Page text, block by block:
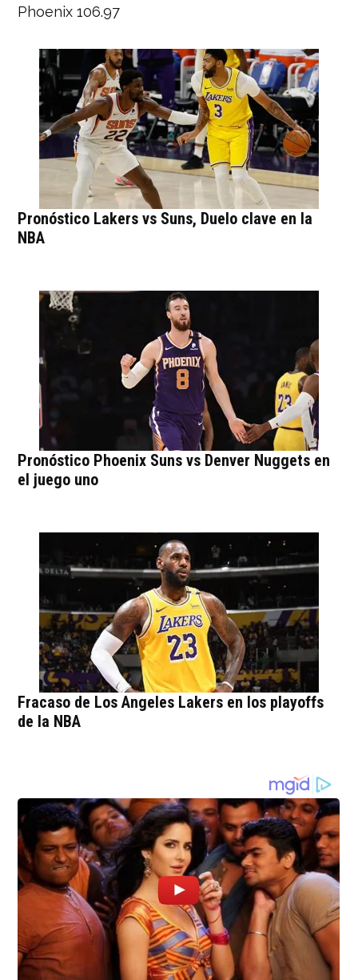
Phoenix 106.97
Pronóstico Lakers vs Suns, Duelo clave en la
NBA
Pronóstico Phoenix Suns vs Denver Nuggets en
el juego uno
Fracaso de Los Angeles Lakers en los playoffs
de la NBA